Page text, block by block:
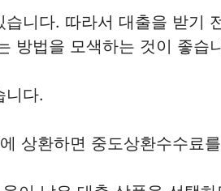
니다. 따라서 대출을 받기
방법을 모색하는 것이 좋습
니다.
상환하면 중도상환수수료